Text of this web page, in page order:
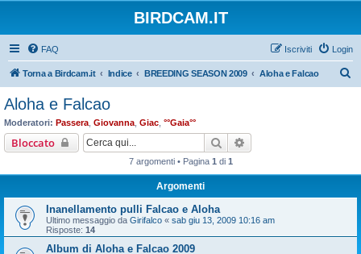
BIRDCAM.IT
FAQ Login
Iscriviti
Torna a Birdcam.it Indice BREEDING SEASON 2009 Aloha e Falcao
Aloha e Falcao
Moderatori: Passera Giovanna Giac °°Gaia°°
Bloccato Cerca
7 argomenti • Pagina 1 di 1
Argomenti
Inanellamento pulli Falcao e Aloha
Ultimo messaggio da Girifalco « sab giu 13, 2009 10:16 am
Risposte: 14
Album di Aloha e Falcao 2009